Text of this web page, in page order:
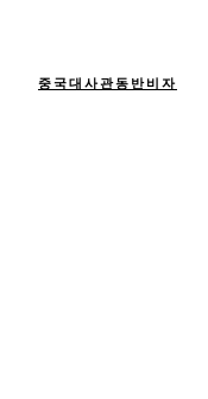
중국대사관동반비자